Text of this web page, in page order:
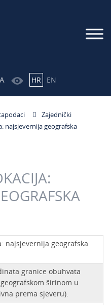
A HR EN
Zajednički
najsjevernija geografska
najsjevernija geografska
granice obuhvata
širinom u
prema sjeveru).